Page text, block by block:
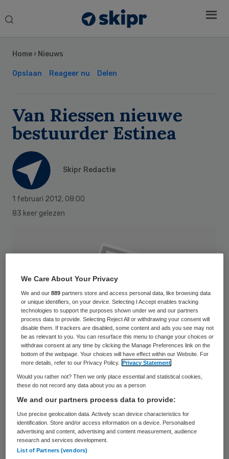
Search
Home › Nieuws
Opslaan Reageer nu Delen
Van Riessen nieuwe
bestuurder Estinea
Skipr Redactie
1 februari 2012, 08:00
83 keer gelezen
Beatrijs van Riessen gaat op 1 mei aan de
slag als bestuurder van Estinea. Van
Riessen volgt Hans Bax op die met pensioen
gaat.
Sidebar
We Care About Your Privacy
We and our889 partners store and access personal data, like browsing data
or unique identifiers, on your device. Selecting I Accept enables tracking
technologies to support the purposes shown under we and our partners
process data to provide. Selecting Reject All or withdrawing your consent will
disable them. If trackers are disabled, some content and ads you see may not
be as relevant to you. You can resurface this menu to change your choices or
withdraw consent at any time by clicking the Manage Preferences link on the
bottom of the webpage. Your choices will have effect within our Website. For
more details, refer to our Privacy Policy.
Privacy Statement
Would you rather not? Then we only place essential and statistical cookies,
these do not record any data about you as a person
We and our partners process data to provide:
Use precise geolocation data. Actively scan device characteristics for
identification. Store and/or access information on a device. Personalised
advertising and content, advertising and content measurement, audience
research and services development.
List of Partners (vendors)